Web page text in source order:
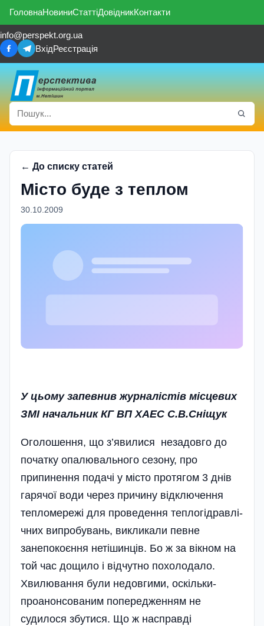
ГоловнаНовиниСтаттіДовідникКонтакти
info@perspekt.org.ua
ВхідРеєстрація
← До списку статей
Мiсто буде з теплом
30.10.2009
У цьому запевнив журналістів місцевих
ЗМІ начальник КГ ВП ХАЕС С.В.Сніщук
Оголошення, що з’явилися незадовго до
початку опалювального сезону, про
припинення подачі у місто протягом 3 днів
гарячої води через причину­ відключення
тепломережі для проведення теплогідравлі­
чних випробувань, викликали певне
занепокоєння нетішинців. Бо ж за вікном на
той час дощило і відчутно похолодало.
Хвилювання були недовгими, оскільки­
проанонсованим попередженням не
судилося збутися. Що ж насправді